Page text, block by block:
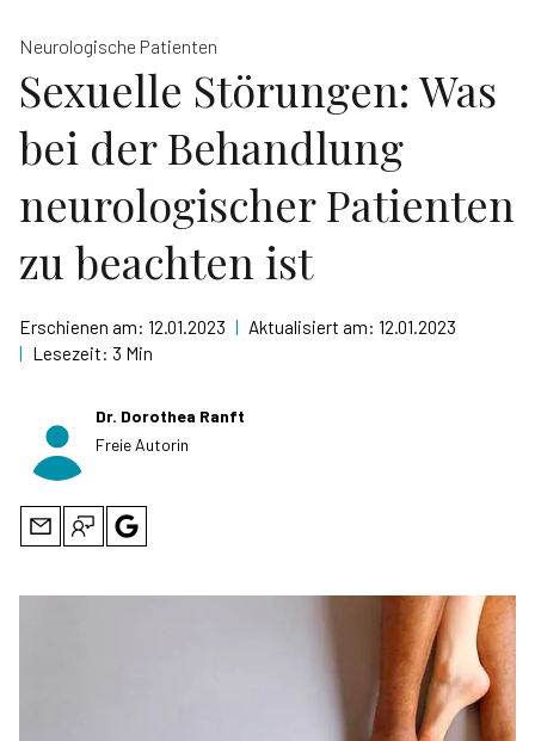
Neurologische Patienten
Sexuelle Störungen: Was
bei der Behandlung
neurologischer Patienten
zu beachten ist
Erschienen am: 12.01.2023 | Aktualisiert am: 12.01.2023
| Lesezeit: 3 Min
Dr. Dorothea Ranft
Freie Autorin